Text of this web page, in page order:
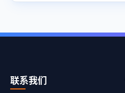
联系我们